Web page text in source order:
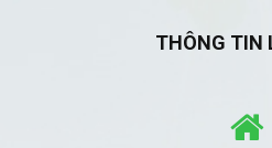
THÔNG TIN